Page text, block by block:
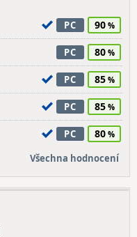
PC 90
PC 80
PC 85
PC 85
PC 80
Všechna hodnocení